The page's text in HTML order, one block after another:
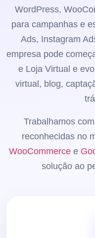
WordPress,
para campanhas e
Ads, Instagram
empresa pode
e Loja Virtual e
virtual, blog,
Trabalhamos
reconhecidas no
WooCommercee
solução ao